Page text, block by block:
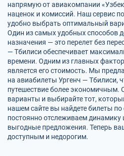
напрямую от авиакомпании
наценок и комиссий. Наш сервис
удобно выбрать оптимальный
Один из самых удобных способов
назначения — это перелет без
— Тбилиси обеспечивает
времени. Одним из главных
является его стоимость. Мы
на авиабилеты Ургенч — Тбилиси,
путешествие более экономичным.
варианты и выбирайте тот,
нашем сайте вы найдете билеты
постоянно отслеживаем динамику
выгодные предложения. Теперь
доступным и недорогим.